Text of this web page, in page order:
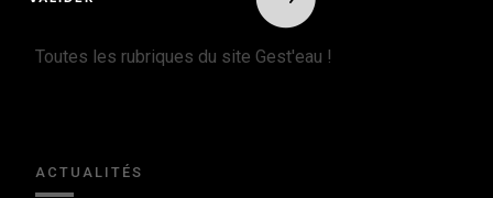
Toutes les rubriques du site Gest'eau !
ACTUALITÉS